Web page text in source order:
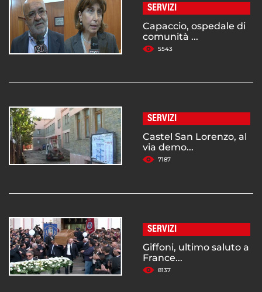
SERVIZI
Capaccio, ospedale di
comunità ...
5543
SERVIZI
Castel San Lorenzo, al
via demo...
7187
SERVIZI
Giffoni, ultimo saluto a
France...
8137